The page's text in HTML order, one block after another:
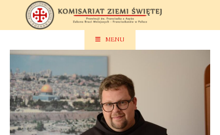
content
MENU